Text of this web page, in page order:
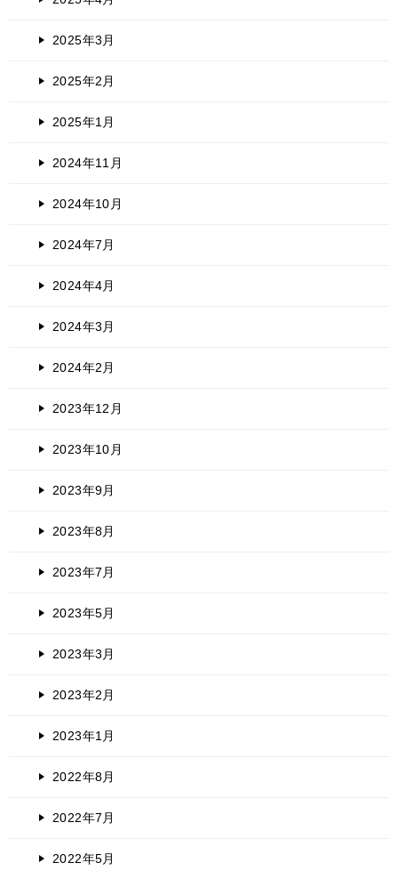
2025年3月
2025年2月
2025年1月
2024年11月
2024年10月
2024年7月
2024年4月
2024年3月
2024年2月
2023年12月
2023年10月
2023年9月
2023年8月
2023年7月
2023年5月
2023年3月
2023年2月
2023年1月
2022年8月
2022年7月
2022年5月